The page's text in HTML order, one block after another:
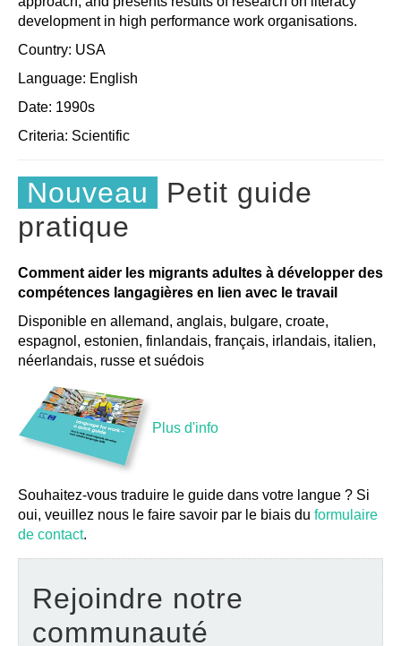
development in high performance work organisations.
Country: USA
Language: English
Date: 1990s
Criteria: Scientific
Nouveau
Petit guide
pratique
Comment aider les migrants adultes à développer des
compétences langagières en lien avec le travail
Disponible en allemand, anglais, bulgare, croate,
espagnol, estonien, finlandais, français, irlandais, italien,
néerlandais, russe et suédois
Plus d'info
Souhaitez-vous traduire le guide dans votre langue ? Si
oui, veuillez nous le faire savoir par le biais du formulaire
de contact.
Rejoindre notre
communauté